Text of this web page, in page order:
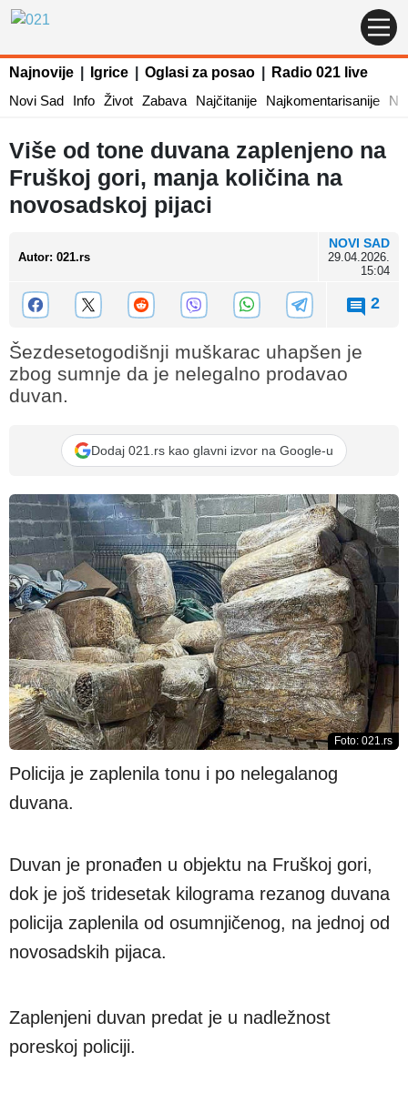
Najnovije Igrice Oglasi za posao
Radio 021 live
Novi Sad
Info Život Zabava Najčitanije Najkomentarisanije
Više od tone duvana zaplenjeno na
Fruškoj gori, manja količina na
novosadskoj pijaci
Autor: 021.rs
NOVI SAD
29.04.2026.
15:04
2
Šezdesetogodišnji muškarac uhapšen je
zbog sumnje da je nelegalno prodavao
duvan.
Dodaj 021.rs kao glavni izvor na Google-u
Foto: 021.rs
Policija je zaplenila tonu i po nelegalanog
duvana.
Duvan je pronađen u objektu na Fruškoj gori,
dok je još tridesetak kilograma rezanog duvana
policija zaplenila od osumnjičenog, na jednoj od
novosadskih pijaca.
Zaplenjeni duvan predat je u nadležnost
poreskoj policiji.